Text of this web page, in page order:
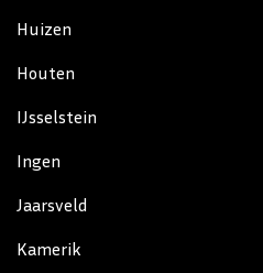
Huizen
Houten
IJsselstein
Ingen
Jaarsveld
Kamerik